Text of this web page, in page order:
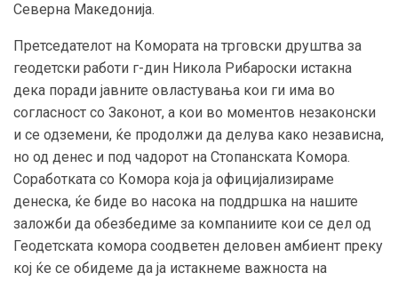
Северна Македонија.
Претседателот на Комората на трговски друштва за
геодетски работи г-дин Никола Рибароски истакна
дека поради јавните овластувања кои ги има во
согласност со Законот, а кои во моментов незаконски
и се одземени, ќе продолжи да делува како независна,
но од денес и под чадорот на Стопанската Комора.
Соработката со Комора која ја официјализираме
денеска, ќе биде во насока на поддршка на нашите
заложби да обезбедиме за компаниите кои се дел од
Геодетската комора соодветен деловен амбиент преку
кој ќе се обидеме да ја истакнеме важноста на